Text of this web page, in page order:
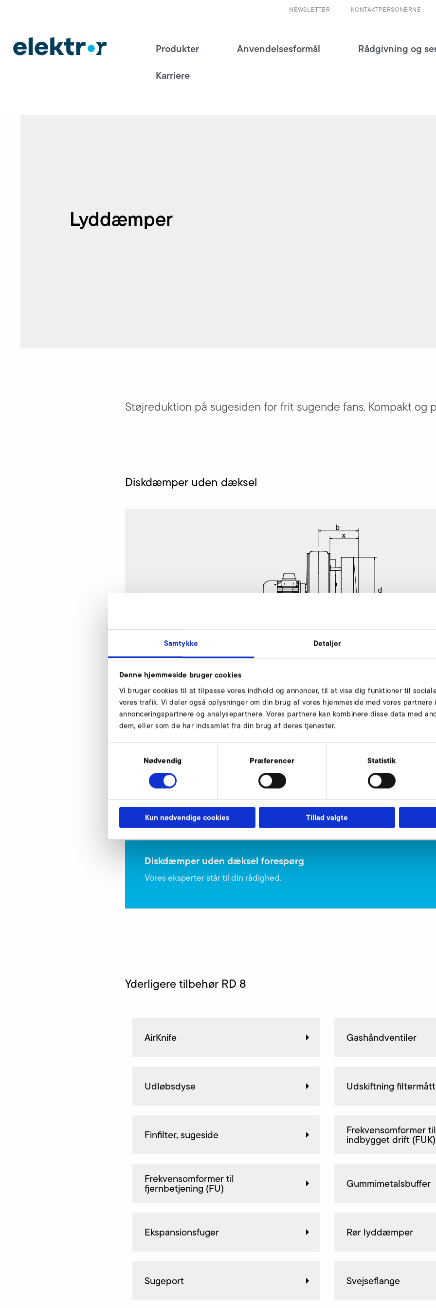
Samtykke Detaljer
Denne hjemmeside bruger cookies
Vi bruger cookies til at tilpasse vores indhold og annoncer, til at vise dig funktioner til
vores trafik. Vi deler også oplysninger om din brug af vores hjemmeside med vores partnere
annonceringspartnere og analysepartnere. Vores partnere kan kombinere disse data med
dem, eller som de har indsamlet fra din brug af deres tjenester.
Nødvendig Præferencer Statistik
Kun nødvendige cookies Tillad valgte
KONTAKTPERSONERNE
NEWSLETTER
Produkter Anvendelsesformål
Rådgivning og
Karriere
Lyddæmper
Støjreduktion på sugesiden for frit sugende fans. Kompakt og
Diskdæmper uden dæksel
RD 8
Lärmminderung / Noise reduction
Artikelnummer
9001443
Diskdæmper uden dæksel forespørg
Vores eksperter står til din rådighed.
Yderligere tilbehør RD 8
AirKnife Gashåndventiler
Udløbsdyse Udskiftning
Finfilter, sugeside Frekvensomformer til
indbygget drift (FUK)
Frekvensomformer til
fjernbetjening (FU) Gummimetalsbuffer
Ekspansionsfuger Rør lyddæmper
Sugeport Svejseflange